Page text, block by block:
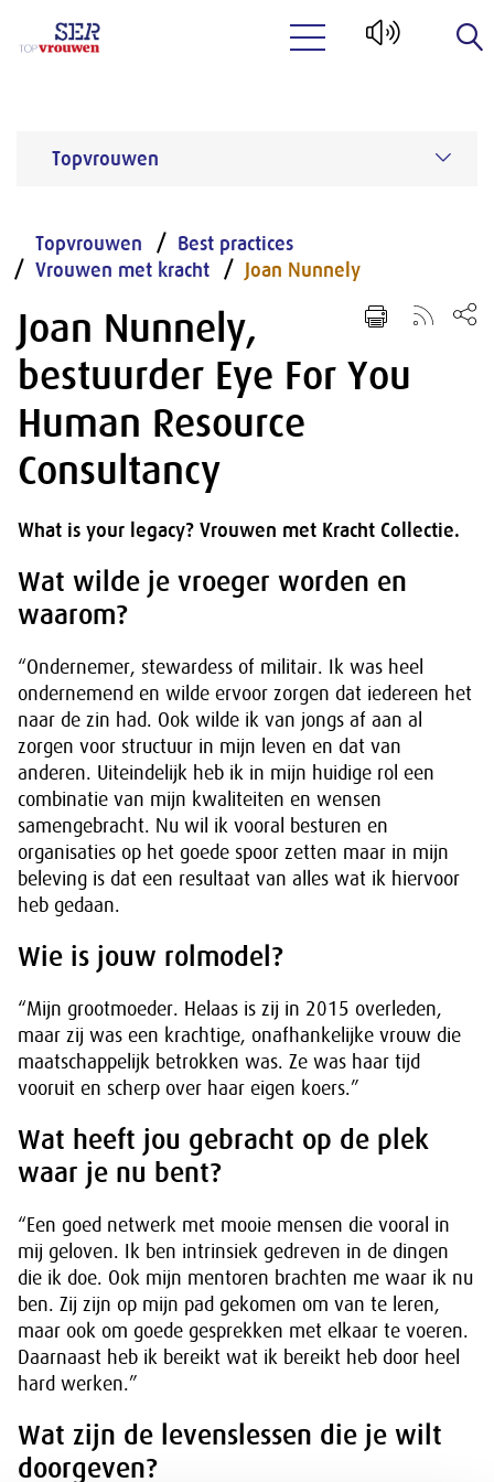
Topvrouwen
Topvrouwen
Best practices
Vrouwen met kracht
Joan Nunnely
Joan Nunnely,
bestuurder Eye For You
Human Resource
Consultancy
What is your legacy? Vrouwen met Kracht Collectie.
Wat wilde je vroeger worden en
waarom?
“Ondernemer, stewardess of militair. Ik was heel
ondernemend en wilde ervoor zorgen dat iedereen het
naar de zin had. Ook wilde ik van jongs af aan al
zorgen voor structuur in mijn leven en dat van
anderen. Uiteindelijk heb ik in mijn huidige rol een
combinatie van mijn kwaliteiten en wensen
samengebracht. Nu wil ik vooral besturen en
organisaties op het goede spoor zetten maar in mijn
beleving is dat een resultaat van alles wat ik hiervoor
heb gedaan.
Wie is jouw rolmodel?
“Mijn grootmoeder. Helaas is zij in 2015 overleden,
maar zij was een krachtige, onafhankelijke vrouw die
maatschappelijk betrokken was. Ze was haar tijd
vooruit en scherp over haar eigen koers.”
Wat heeft jou gebracht op de plek
waar je nu bent?
“Een goed netwerk met mooie mensen die vooral in
mij geloven. Ik ben intrinsiek gedreven in de dingen
die ik doe. Ook mijn mentoren brachten me waar ik nu
ben. Zij zijn op mijn pad gekomen om van te leren,
maar ook om goede gesprekken met elkaar te voeren.
Daarnaast heb ik bereikt wat ik bereikt heb door heel
hard werken.”
Wat zijn de levenslessen die je wilt
doorgeven?